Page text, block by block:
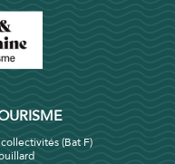
(Bat F)